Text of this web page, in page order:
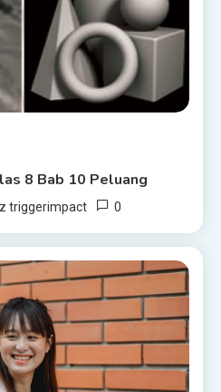
8 Bab 10 Peluang
triggerimpact 0